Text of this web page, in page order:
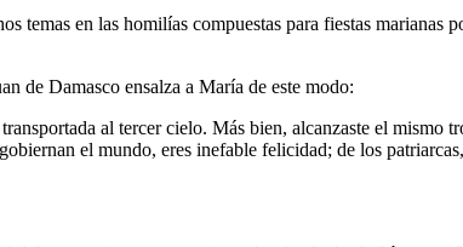
en las homilías compuestas para fiestas marianas
de Damasco ensalza a María de este modo:
al tercer cielo. Más bien, alcanzaste el mismo
el mundo, eres inefable felicidad; de los